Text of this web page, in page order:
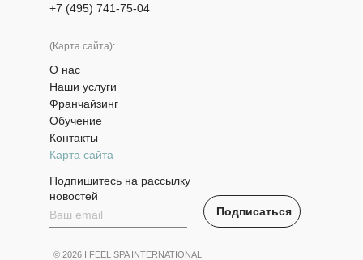
Подпишитесь на рассылку
новостей
© 2026 I FEEL SPA INTERNATIONAL
+7 (495) 741-75-04
(Карта сайта):
О нас
Наши услуги
Франчайзинг
Обучение
Контакты
Карта сайта
Подписаться